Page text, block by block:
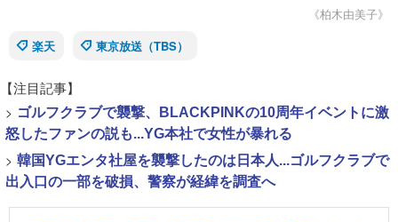
《柏木由美子》
楽天
東京放送（TBS）
【注目記事】
> ゴルフクラブで襲撃、BLACKPINKの10周年イベントに激
怒したファンの説も...YG本社で女性が暴れる
> 韓国YGエンタ社屋を襲撃したのは日本人...ゴルフクラブで
出入口の一部を破損、警察が経緯を調査へ